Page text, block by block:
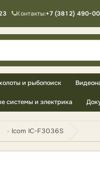
Контакты:+7 (3812) 490-
и рыбопоиск
системы и электрика
Icom IC-F3036S